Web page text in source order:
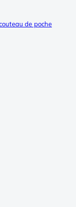
de poche